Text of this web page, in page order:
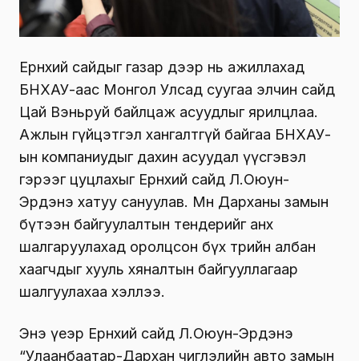
Ерөнхий сайдыг газар дээр нь ажиллахад
БНХАУ-аас Монгол Улсад суугаа элчин сайд
Цай Вэньруй байлцаж асуудлыг ярилцлаа.
Ажлын гүйцэтгэл хангалтгүй байгаа БНХАУ-
ын компаниудыг дахин асуудал үүсгэвэл
гэрээг цуцлахыг Ерөнхий сайд Л.Оюун-
Эрдэнэ хатуу сануулав. Мөн Дарханы замын
бүтээн байгуулалтын тендерийг анх
шалгаруулахад оролцсон бүх төрийн албан
хаагчдыг хууль хяналтын байгууллагаар
шалгуулахаа хэллээ.
Энэ үеэр Ерөнхий сайд Л.Оюун-Эрдэнэ
“Улаанбаатар-Дархан чиглэлийн авто замын